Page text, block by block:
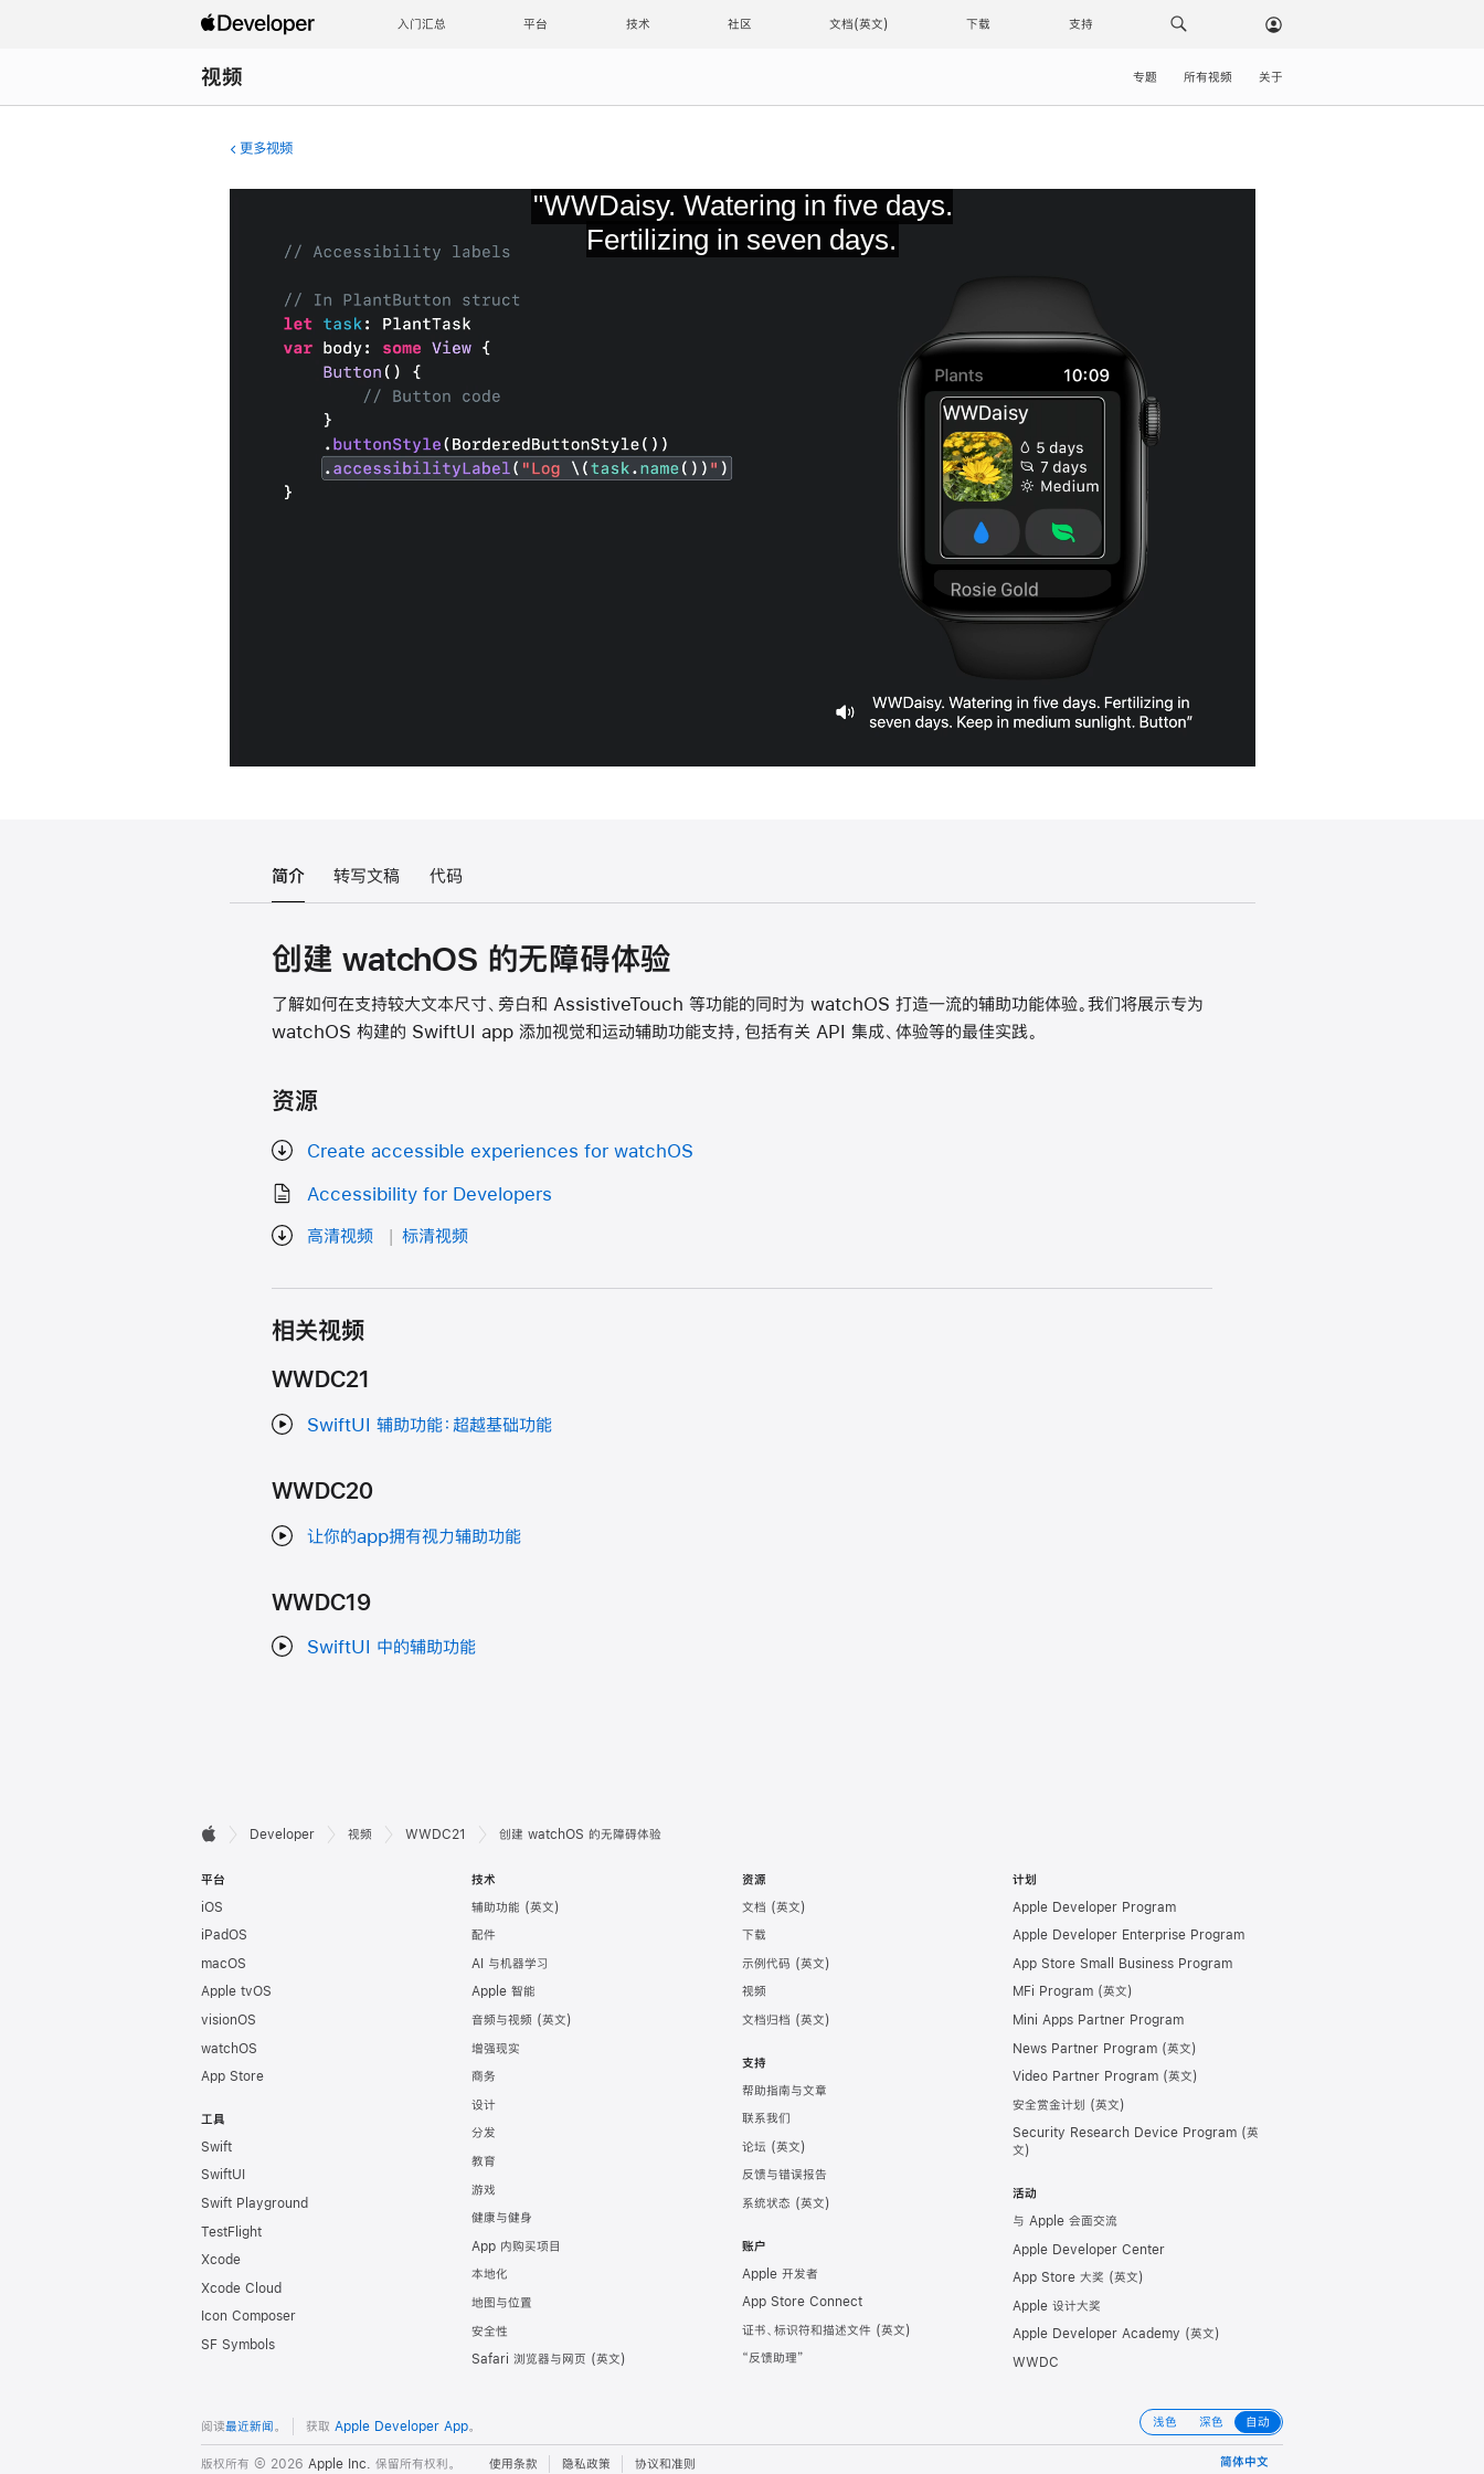
入门汇总 平台 技术 社区 文档 下载 支持
视频 专题 所有视频 关于
更多视频
简介 转写文稿 代码
创建 watchOS 的无障碍体验
了解如何在支持较大文本尺寸、旁白和 AssistiveTouch 等功能的同时为 watchOS 打造一流的辅助功能体验。我们将展示专为
watchOS 构建的 SwiftUI app 添加视觉和运动辅助功能支持，包括有关 API 集成、体验等的最佳实践。
资源
Create accessible experiences for watchOS
Accessibility for Developers
高清视频 标清视频
相关视频
WWDC21
SwiftUI 辅助功能：超越基础功能
WWDC20
让你的app拥有视力辅助功能
WWDC19
SwiftUI 中的辅助功能
开
发
者
页
脚

Developer 视频 WWDC21 创建 watchOS 的无障碍体验
平台
iOS
iPadOS
macOS
Apple tvOS
visionOS
watchOS
App Store
工具
Swift
SwiftUI
Swift Playground
TestFlight
Xcode
Xcode Cloud
Icon Composer
SF Symbols
技术
辅助功能
配件
AI 与机器学习
Apple 智能
音频与视频
增强现实
商务
设计
分发
教育
游戏
健康与健身
App 内购买项目
本地化
地图与位置
安全性
Safari 浏览器与网页
资源
文档
下载
示例代码
视频
文档归档
支持
帮助指南与文章
联系我们
论坛
反馈与错误报告
系统状态
账户
Apple 开发者
App Store Connect
证书、标识符和描述文件
“反馈助理”
计划
Apple Developer Program
Apple Developer Enterprise Program
App Store Small Business Program
MFi Program
Mini Apps Partner Program
News Partner Program
Video Partner Program
安全赏金计划
Security Research Device Program
活动
与 Apple 会面交流
Apple Developer Center
App Store 大奖
Apple 设计大奖
Apple Developer Academy
WWDC
阅读最近新闻。 获取 Apple Developer App。 浅色 深色 自动
版权所有 © 2026 Apple Inc. 保留所有权利。 使用条款 隐私政策 协议和准则